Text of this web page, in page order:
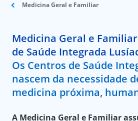
Clínico
Acordos
Medicina Geral e Familiar
Medicina Geral e
de Saúde Integrada
Os Centros de Saúde
nascem da necessidade
medicina próxima,
A Medicina Geral e Familiar